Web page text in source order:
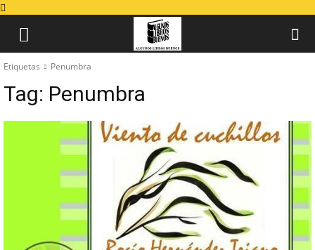
Etiquetas Penumbra
Tag: Penumbra